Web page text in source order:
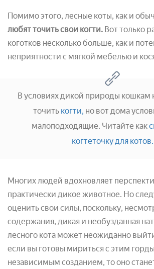
Помимо этого, лесные коты, как и
любят точить свои когти. Вот только
коготков несколько больше, как и
неприятности с мягкой мебелью и
В условиях дикой природы кошкам
точить когти, но вот дома
малоподходящие. Читайте как
когтеточку для котов.
Многих людей вдохновляет
практически дикое животное. Но
оценить свои силы, поскольку,
содержания, дикая и необузданная
лесного кота может неожиданно
если вы готовы мириться с этим
независимым созданием, то оно